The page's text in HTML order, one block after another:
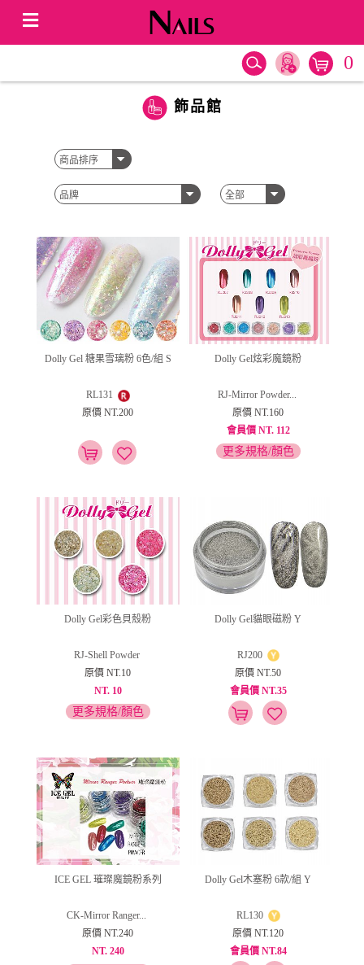
0
飾品館
Dolly Gel 糖果雪璃粉 6色/組 S
RL131
原價 NT.200
Dolly Gel炫彩魔鏡粉
RJ-Mirror Powder...
原價 NT.160
會員價 NT. 112
更多規格/顏色
Dolly Gel彩色貝殼粉
RJ-Shell Powder
原價 NT.10
NT. 10
更多規格/顏色
Dolly Gel貓眼磁粉 Y
RJ200
原價 NT.50
會員價 NT.35
ICE GEL 璀璨魔鏡粉系列
CK-Mirror Ranger...
原價 NT.240
NT. 240
Dolly Gel木塞粉 6款/組 Y
RL130
原價 NT.120
會員價 NT.84